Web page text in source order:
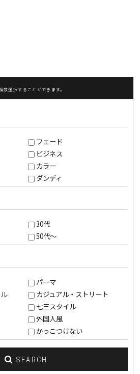
数選択することができます。
フェード
ビジネス
カラー
ダンディ
30代
50代～
パーマ
カジュアル・ストリート
七三スタイル
外国人風
かっこつけない
SEARCH